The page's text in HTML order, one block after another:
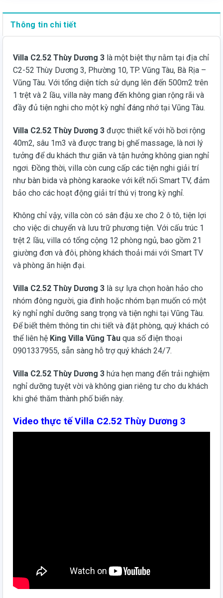
Thông tin chi tiết
Villa C2.52 Thùy Dương 3 là một biệt thự nằm tại địa chỉ
C2-52 Thùy Dương 3, Phường 10, TP. Vũng Tàu, Bà Rịa –
Vũng Tàu. Với tổng diện tích sử dụng lên đến 500m2 trên
1 trệt và 2 lầu, villa này mang đến không gian rộng rãi và
đầy đủ tiện nghi cho một kỳ nghỉ đáng nhớ tại Vũng Tàu.
Villa C2.52 Thùy Dương 3 được thiết kế với hồ bơi rộng
40m2, sâu 1m3 và được trang bị ghế massage, là nơi lý
tưởng để du khách thư giãn và tận hưởng không gian nghỉ
ngơi. Đồng thời, villa còn cung cấp các tiện nghi giải trí
như bàn bida và phòng karaoke với kết nối Smart TV, đảm
bảo cho các hoạt động giải trí thú vị trong kỳ nghỉ.
Không chỉ vậy, villa còn có sân đậu xe cho 2 ô tô, tiện lợi
cho việc di chuyển và lưu trữ phương tiện. Với cấu trúc 1
trệt 2 lầu, villa có tổng cộng 12 phòng ngủ, bao gồm 21
giường đơn và đôi, phòng khách thoải mái với Smart TV
và phòng ăn hiện đại.
Villa C2.52 Thùy Dương 3 là sự lựa chọn hoàn hảo cho
nhóm đông người, gia đình hoặc nhóm bạn muốn có một
kỳ nghỉ nghỉ dưỡng sang trọng và tiện nghi tại Vũng Tàu.
Để biết thêm thông tin chi tiết và đặt phòng, quý khách có
thể liên hệ King Villa Vũng Tàu qua số điện thoại
0901337955, sẵn sàng hỗ trợ quý khách 24/7.
Villa C2.52 Thùy Dương 3 hứa hẹn mang đến trải nghiệm
nghỉ dưỡng tuyệt vời và không gian riêng tư cho du khách
khi ghé thăm thành phố biển này.
Video thực tế Villa C2.52 Thùy Dương 3